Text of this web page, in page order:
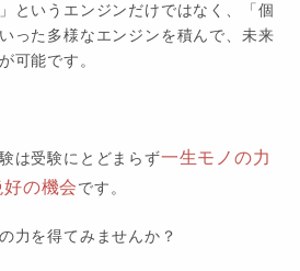
というエンジンだけではなく、「個
った多様なエンジンを積んで、未来
可能です。
は受験にとどまらず一生モノの力
の機会です。
力を得てみませんか？